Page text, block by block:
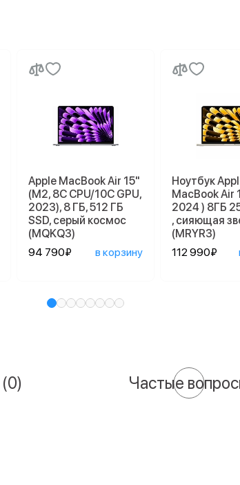
Apple MacBook Air 15"
(M2, 8C CPU/10C GPU,
2023), 8 ГБ, 512 ГБ
SSD, серый космос
(MQKQ3)
94 790₽
в корзину
Ноутбук
MacBook Air
2024 ) 8ГБ
, сияющая
(MRYR3)
112 990₽
(0) Частые